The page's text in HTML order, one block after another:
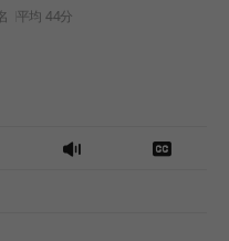
平均 44分